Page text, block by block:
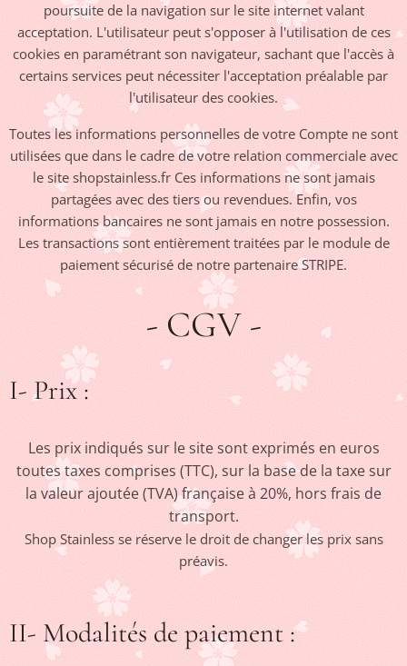
poursuite de la navigation sur le site internet valant
acceptation. L'utilisateur peut s'opposer à l'utilisation de ces
cookies en paramétrant son navigateur, sachant que l'accès à
certains services peut nécessiter l'acceptation préalable par
l'utilisateur des cookies.
Toutes les informations personnelles de votre Compte ne sont
utilisées que dans le cadre de votre relation commerciale avec
le site shopstainless.fr Ces informations ne sont jamais
partagées avec des tiers ou revendues. Enfin, vos
informations bancaires ne sont jamais en notre possession.
Les transactions sont entièrement traitées par le module de
paiement sécurisé de notre partenaire STRIPE.
- CGV -
I- Prix :
Les prix indiqués sur le site sont exprimés en euros
toutes taxes comprises (TTC), sur la base de la taxe sur
la valeur ajoutée (TVA) française à 20%, hors frais de
transport.
Shop Stainless se réserve le droit de changer les prix sans
préavis.
II- Modalités de paiement :